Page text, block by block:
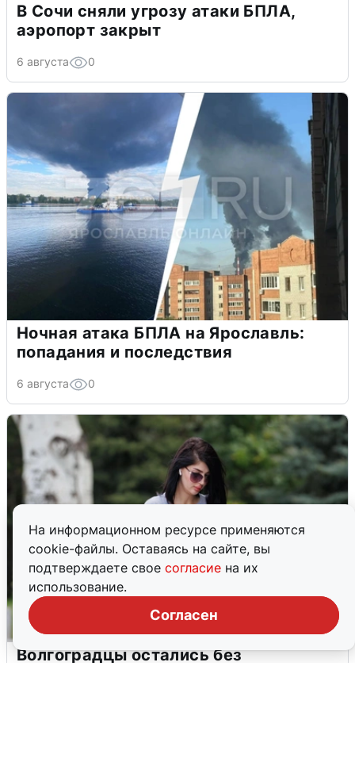
На информационном ресурсе применяются
cookie-файлы. Оставаясь на сайте, вы
подтверждаете свое согласие на их
использование.
Согласен
В Сочи сняли угрозу атаки БПЛА,
аэропорт закрыт
6 августа 0
Ночная атака БПЛА на Ярославль:
попадания и последствия
6 августа 0
Волгоградцы остались без